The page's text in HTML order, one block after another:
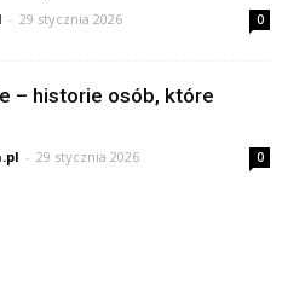
- 29 stycznia 2026 0
– historie osób, które
- 29 stycznia 2026 0